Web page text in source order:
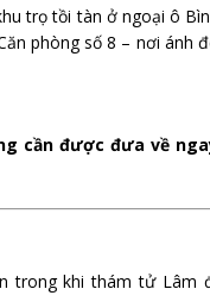
trọ tồi tàn ở ngoại ô
phòng số 8 – nơi ánh
cần được đưa về
trong khi thám tử Lâm